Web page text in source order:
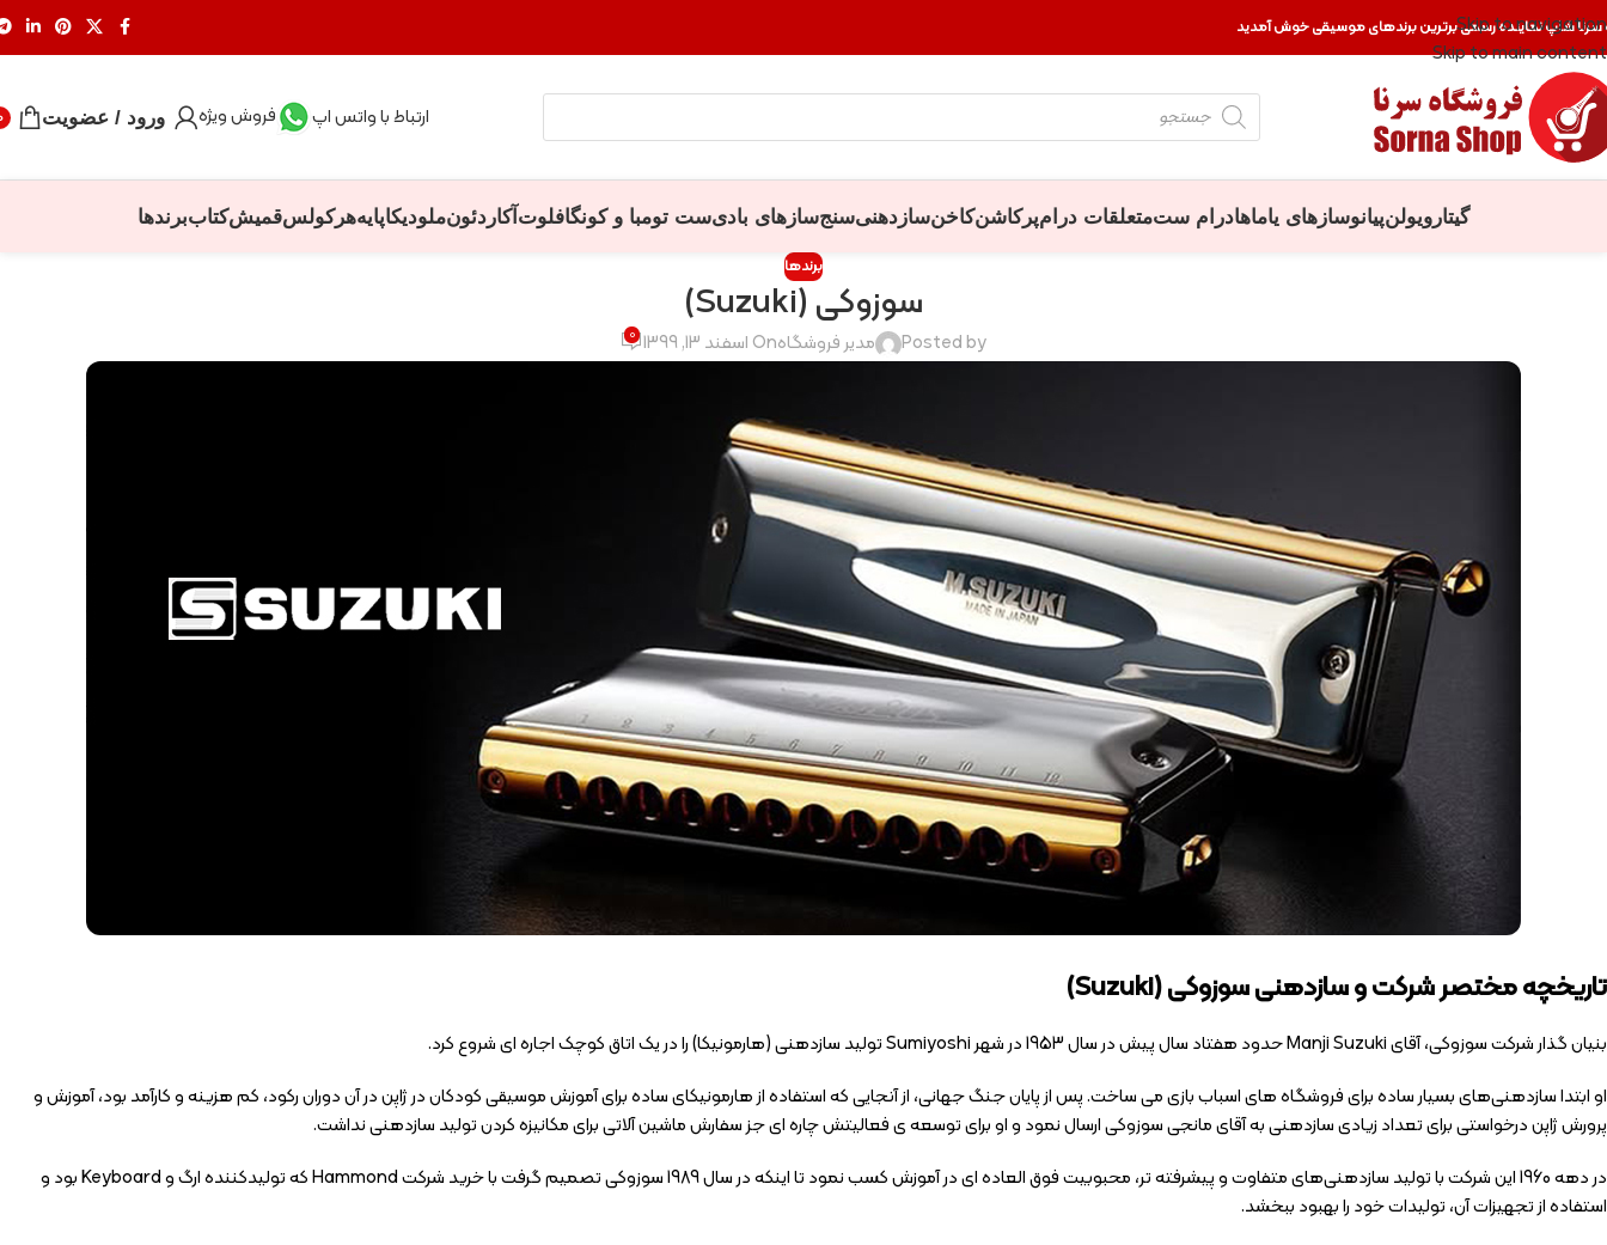
Skip to navigation
Skip to main content
سرنا شاپ نماینده رسمی برترین برندهای موسیقی خوش آمدید
ارتباط با واتس اپ فروش ویژه ورود / عضویت
گیتار ویولنپیانوسازهای یاماهادرام ستمتعلقات درامپرکاشنکاخنسازدهنیسنجسازهای بادیست تومبا و کونگافلوت آکاردئونملودیکاپایههرکولسقمیشکتاببرندها
برندها
سوزوکی (Suzuki)
Posted by مدیر فروشگاهOn اسفند 13, 1399 0
تاریخچه مختصر شرکت و سازدهنی سوزوکی (Suzuki)
بنیان گذار شرکت سوزوکی، آقای Manji Suzuki حدود هفتاد سال پیش در سال 1953 در شهر Sumiyoshi تولید سازدهنی (هارمونیکا) را در یک اتاق کوچک اجاره ای شروع کرد.
او ابتدا سازدهنی‌های بسیار ساده برای فروشگاه های اسباب بازی می ساخت. پس از پایان جنگ جهانی، از آنجایی که استفاده از هارمونیکای ساده برای آموزش موسیقی کودکان در ژاپن در آن دوران رکود، کم هزینه و کارآمد بود، آموزش و
پرورش ژاپن درخواستی برای تعداد زیادی سازدهنی به آقای مانجی سوزوکی ارسال نمود و او برای توسعه ی فعالیتش چاره ای جز سفارش ماشین آلاتی برای مکانیزه کردن تولید سازدهنی نداشت.
در دهه 1960 این شرکت با تولید سازدهنی‌های متفاوت و پیشرفته تر، محبوبیت فوق العاده ای در آموزش کسب نمود تا اینکه در سال 1989 سوزوکی تصمیم گرفت با خرید شرکت Hammond که تولیدکننده ارگ و Keyboard بود و
استفاده از تجهیزات آن، تولیدات خود را بهبود ببخشد.